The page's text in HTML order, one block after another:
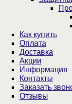
Как купить
Оплата
Доставка
Акции
Информация
Контакты
Заказать
Отзывы